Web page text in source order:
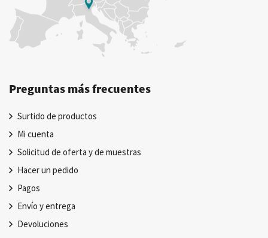
Preguntas más frecuentes
Surtido de productos
Mi cuenta
Solicitud de oferta y de muestras
Hacer un pedido
Pagos
Envío y entrega
Devoluciones